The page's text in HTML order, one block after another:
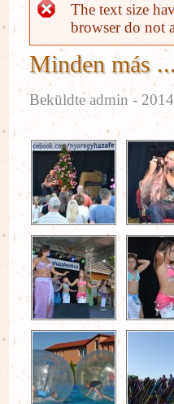
Hibaüzenet
The text size
browser do not
Minden más
Beküldteadmin-